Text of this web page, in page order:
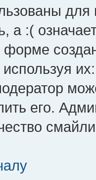
а :(
форме
его.